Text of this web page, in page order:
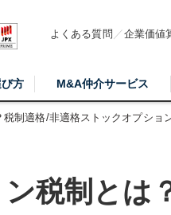
よくある質問 企業価値
方 M&A仲介サービス
制適格/非適格ストックオプショ
税制とは